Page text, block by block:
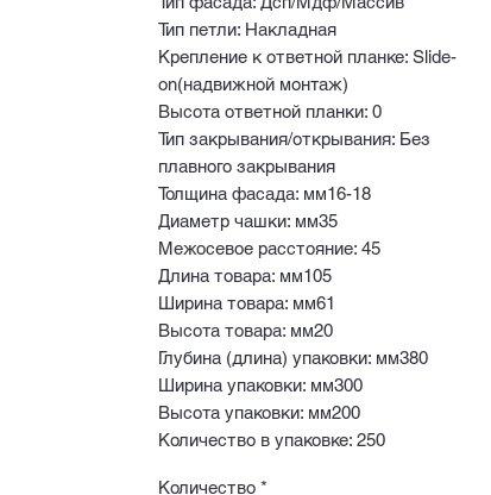
Тип петли: Накладная
Крепление к ответной планке: Slide-
on(надвижной монтаж)
Высота ответной планки: 0
Тип закрывания/открывания: Без
плавного закрывания
Толщина фасада: мм16-18
Диаметр чашки: мм35
Межосевое расстояние: 45
Длина товара: мм105
Ширина товара: мм61
Высота товара: мм20
Глубина (длина) упаковки: мм380
Ширина упаковки: мм300
Высота упаковки: мм200
Количество в упаковке: 250
Количество *